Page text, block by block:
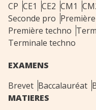
CP CE1 CE2 CM1
Seconde pro Première
Première techno
Terminale techno
EXAMENS
Brevet Baccalauréat
MATIERES